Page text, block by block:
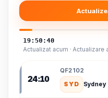
19:50:40
Actualizat acum · Actualizare
24:10
QF2102
SYD
Sydney